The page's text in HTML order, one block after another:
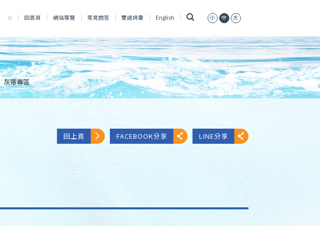
::: 回首頁 網站導覽 常見問答 雙語詞彙 English 小 中 大
灰帶專區
回上頁 FACEBOOK分享 LINE分享